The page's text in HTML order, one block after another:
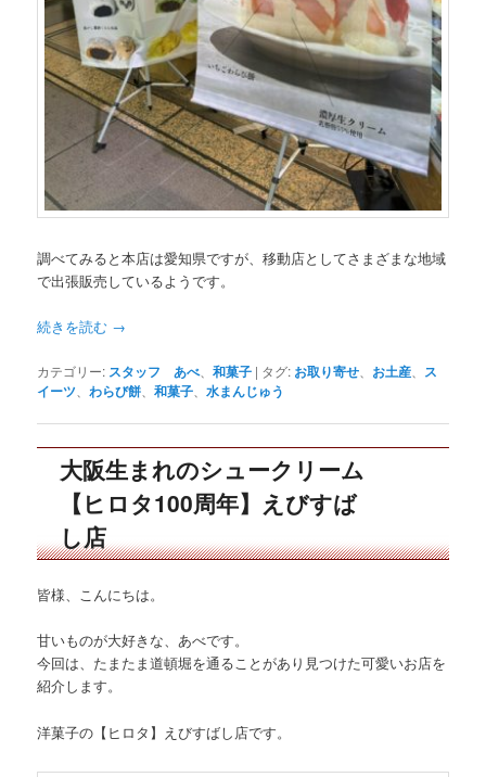
調べてみると本店は愛知県ですが、移動店としてさまざまな地域
で出張販売しているようです。
続きを読む →
カテゴリー: スタッフ あべ、和菓子 | タグ: お取り寄せ お土産
ス
イーツ
わらび餅 、和菓子 、水まんじゅう
大阪生まれのシュークリーム
【ヒロタ100周年】えびすば
し店
皆様、こんにちは。
甘いものが大好きな、あべです。
今回は、たまたま道頓堀を通ることがあり見つけた可愛いお店を
紹介します。
洋菓子の【ヒロタ】えびすばし店です。